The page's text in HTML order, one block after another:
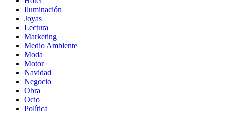
Iluminación
Joyas
Lectura
Marketing
Medio Ambiente
Moda
Motor
Navidad
Negocio
Obra
Ocio
Política